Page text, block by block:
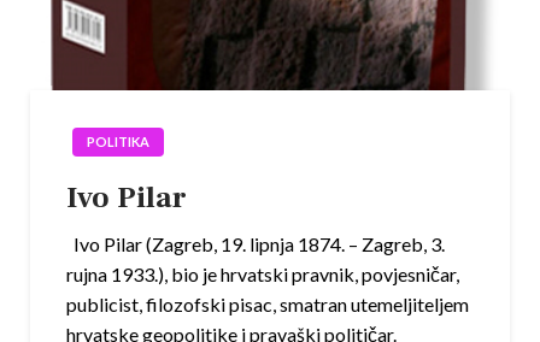
POLITIKA
Ivo Pilar
Ivo Pilar (Zagreb, 19. lipnja 1874. – Zagreb, 3.
rujna 1933.), bio je hrvatski pravnik, povjesničar,
publicist, filozofski pisac, smatran utemeljiteljem
hrvatske geopolitike i pravaški političar.